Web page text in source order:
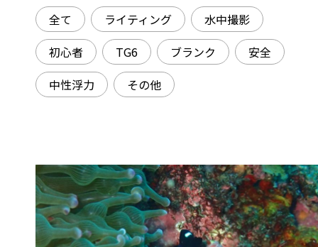
全て ライティング
水中撮影
初心者
TG6 ブランク
安全
中性浮力
その他